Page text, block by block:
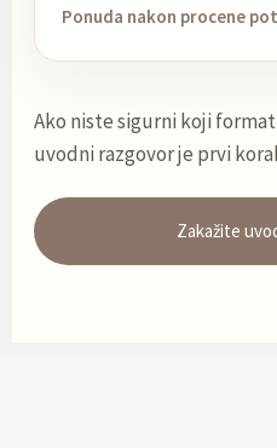
Ponuda nakon procene
Ako niste sigurni koji
uvodni razgovor je prvi
Zakažite